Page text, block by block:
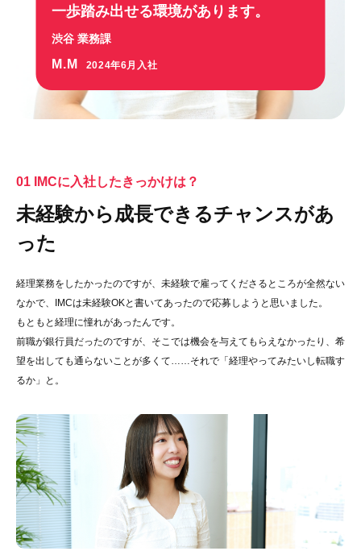
一歩踏み出せる環境があります。
渋谷 業務課
M.M 2024年6月入社
01 IMCに入社したきっかけは？
未経験から成長できるチャンスがあ
った
経理業務をしたかったのですが、未経験で雇ってくださるところが全然ない
なかで、IMCは未経験OKと書いてあったので応募しようと思いました。
もともと経理に憧れがあったんです。
前職が銀行員だったのですが、そこでは機会を与えてもらえなかったり、希
望を出しても通らないことが多くて……それで「経理やってみたいし転職す
るか」と。